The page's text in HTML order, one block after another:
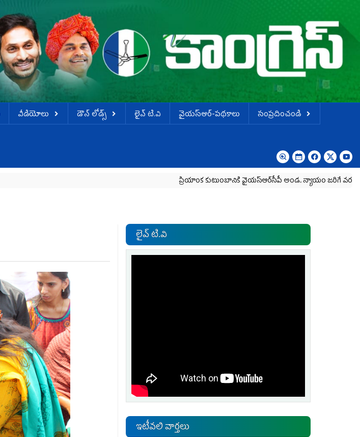
వీడియోలు డౌన్ లోడ్స్ లైవ్ టి.వి వైయస్ఆర్-పథకాలు
సంప్రదించండి
ప్రియాంక కుటుంబానికి వైయ‌స్ఆర్‌సీపీ అండ.. న్యాయం జరిగే వరకు పోరాటం
లైవ్ టి.వి
ఇటీవలి వార్తలు